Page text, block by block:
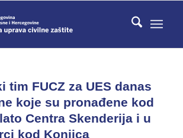
tim FUCZ za UES danas
koje su pronađene kod
Centra Skenderija i u
kod Konjica